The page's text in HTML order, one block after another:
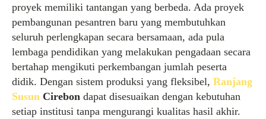
proyek memiliki tantangan yang berbeda. Ada proyek
pembangunan pesantren baru yang membutuhkan
seluruh perlengkapan secara bersamaan, ada pula
lembaga pendidikan yang melakukan pengadaan secara
bertahap mengikuti perkembangan jumlah peserta
didik. Dengan sistem produksi yang fleksibel, Ranjang
Susun Cirebon dapat disesuaikan dengan kebutuhan
setiap institusi tanpa mengurangi kualitas hasil akhir.